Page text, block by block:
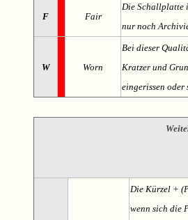
F Fair
Die Schallplatte
nur noch
W Worn
Bei dieser
Kratzer und
eingerissen oder
Die Kürzel +
wenn sich die